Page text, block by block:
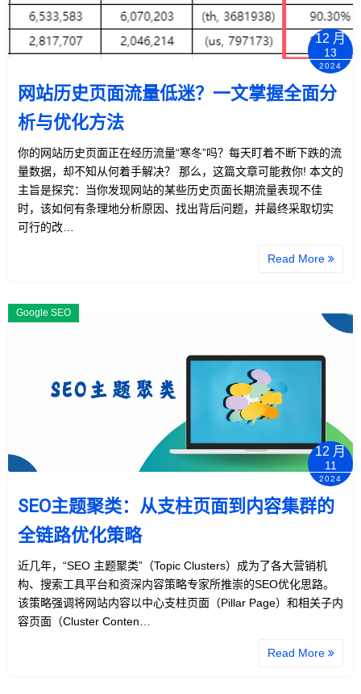
12 月
13
2024
网站历史页面流量低迷？一文掌握全面分
析与优化方法
你的网站历史页面正在经历流量“寒冬”吗？每天盯着不断下跌的流
量数据，却不知从何着手解决？ 那么，这篇文章可能救你! 本文的
主旨是探究：当你发现网站的某些历史页面长期流量表现不佳
时，该如何有条理地分析原因、找出背后问题，并最终采取切实
可行的改…
Read More
Google SEO
12 月
11
2024
SEO主题聚类：从支柱页面到内容集群的
全链路优化策略
近几年，“SEO 主题聚类”（Topic Clusters）成为了各大营销机
构、搜索工具平台和资深内容策略专家所推崇的SEO优化思路。
该策略强调将网站内容以中心支柱页面（Pillar Page）和相关子内
容页面（Cluster Conten…
Read More